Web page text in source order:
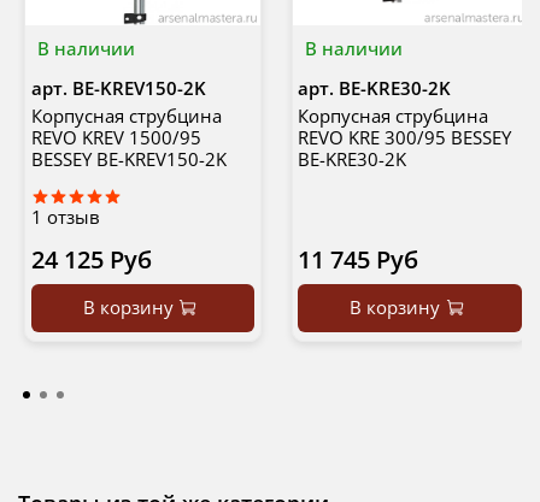
В наличии
арт. BE-KREV150-2K
Корпусная струбцина
REVO KREV 1500/95
BESSEY BE-KREV150-2K
1 отзыв
24 125 Руб
В корзину
В наличии
арт. BE-KRE30-2K
Корпусная струбцина
REVO KRE 300/95 BESSEY
BE-KRE30-2K
11 745 Руб
В корзину